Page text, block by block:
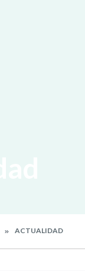
ACTUALIDAD